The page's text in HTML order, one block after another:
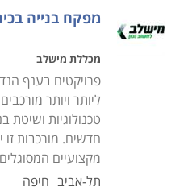
מפקח בנייה
מכללת מישלב
פרויקטים בענף
ליותר ויותר
טכנולוגיות ושיטת
חדשים. מורכבות זו
מקצועיים
תל-אביב חיפה